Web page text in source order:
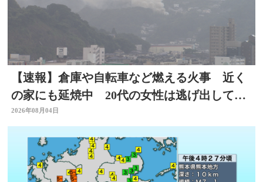
【速報】倉庫や自転車など燃える火事 近く
の家にも延焼中 20代の女性は逃げ出して無
事 大分
2026年08月04日